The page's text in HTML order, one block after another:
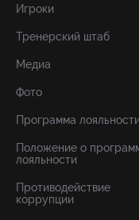
Игроки
Тренерский штаб
Медиа
Фото
Программа лояльности
Положение о
лояльности
Противодействие
коррупции